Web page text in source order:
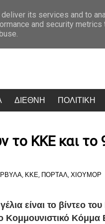
Τραγωδία στα
ΔΙΕΘΝΗ ΠΟΛΙΤΙΚΗ
το ΚΚΕ και το
, ΚΚΕ, ΠΟΡΤΑΛ, ΧΙΟΥΜΟΡ
είναι το βίντεο
Κομμουνιστικό
its services and to
and security